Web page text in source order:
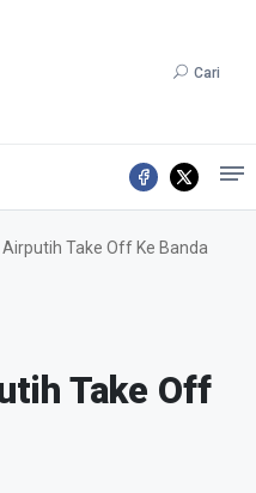
Cari
Take Off Ke Banda
Take Off